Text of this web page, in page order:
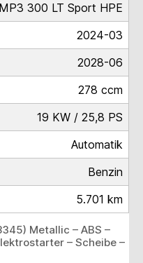
MP3 300 LT Sport HPE
2024-03
2028-06
278 ccm
19 KW / 25,8 PS
Automatik
Benzin
5.701 km
Metallic – ABS –
– Scheibe –